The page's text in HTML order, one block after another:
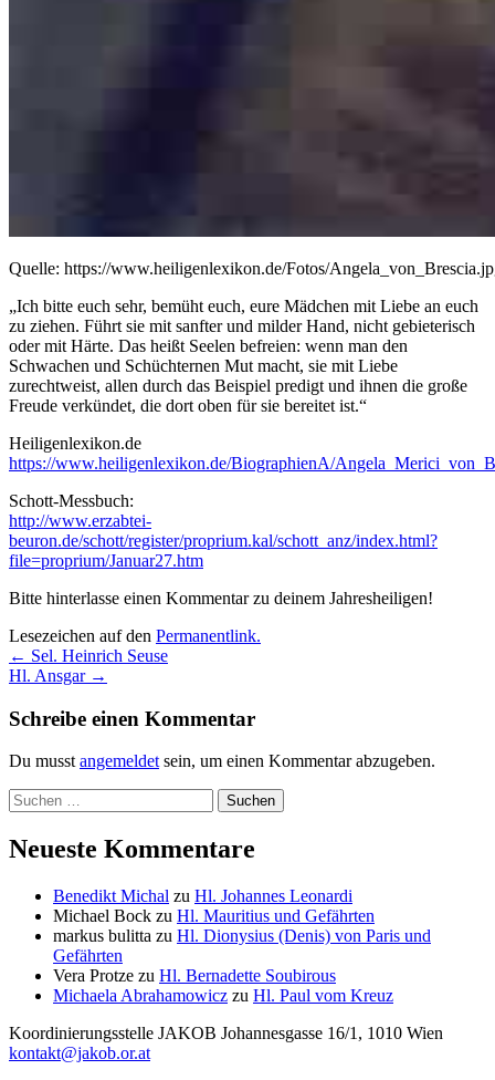
Quelle: https://www.heiligenlexikon.de/Fotos/
„Ich bitte euch sehr, bemüht euch, eure Mädchen mit Liebe an euch
zu ziehen. Führt sie mit sanfter und milder Hand, nicht gebieterisch
oder mit Härte. Das heißt Seelen befreien: wenn man den
Schwachen und Schüchternen Mut macht, sie mit Liebe
zurechtweist, allen durch das Beispiel predigt und ihnen die große
Freude verkündet, die dort oben für sie bereitet ist.“
Heiligenlexikon.de
https://www.heiligenlexikon.de/BiographienA/
Schott-Messbuch:
http://www.erzabtei-
beuron.de/schott/register/proprium.kal/schott_anz/index.html?
file=proprium/Januar27.htm
Bitte hinterlasse einen Kommentar zu deinem Jahresheiligen!
Lesezeichen auf den Permanentlink.
Beitragsnavigation
← Sel. Heinrich Seuse
Hl. Ansgar →
Schreibe einen Kommentar
Du musst angemeldet sein, um einen Kommentar abzugeben.
Suchen
nach:
Neueste Kommentare
Benedikt Michal zu Hl. Johannes Leonardi
Michael Bock zu Hl. Mauritius und Gefährten
markus bulitta zu Hl. Dionysius (Denis) von Paris und
Gefährten
Vera Protze zu Hl. Bernadette Soubirous
Michaela Abrahamowicz zu Hl. Paul vom Kreuz
Koordinierungsstelle JAKOB Johannesgasse 16/1, 1010 Wien
kontakt@jakob.or.at